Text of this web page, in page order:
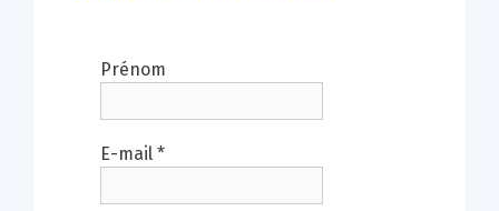
Prénom
E-mail *